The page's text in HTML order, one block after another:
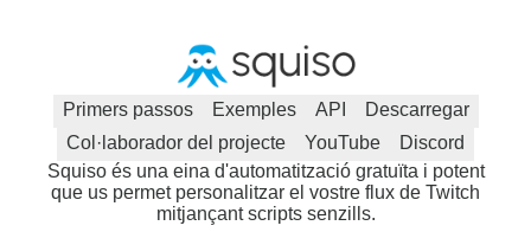
Primers passos Exemples API
Descarregar
Col·laborador del projecte
YouTube
Discord
Squiso és una eina d'automatització gratuïta i potent
que us permet personalitzar el vostre flux de Twitch
mitjançant scripts senzills.